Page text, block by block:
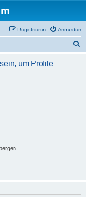
Anmelden
Registrieren
h
um Profile